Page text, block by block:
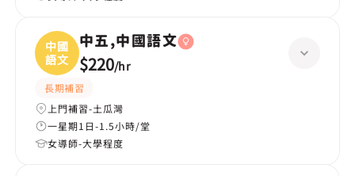
中國
語文
中五,中國語文
$220/hr
長期補習
上門補習-土瓜灣
一星期1日-1.5小時/堂
女導師-大學程度